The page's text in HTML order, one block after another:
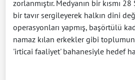
zorlanmıştır. Medyanın bir kısmı
bir tavır sergileyerek halkın dini
operasyonları yapmış, başörtülü
namaz kılan erkekler gibi
'irticai faaliyet' bahanesiyle hedef